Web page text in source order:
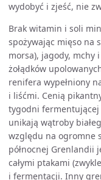
wydobyć i zjeść, nie
Brak witamin i soli
spożywając mięso na
morsa), jagody, mchy
żołądków
renifera wypełniony
i liśćmi. Cenią
tygodni fermentującej
unikają wątroby
względu na ogromne
północnej Grenlandii
całymi ptakami
i fermentacji. Inny